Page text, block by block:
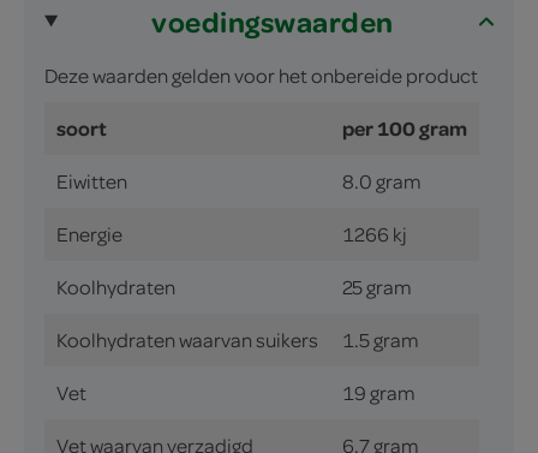
voedingswaarden
Deze waarden gelden voor het onbereide product
soort per 100 gram
Eiwitten 8.0 gram
Energie 1266 kj
Koolhydraten 25 gram
Koolhydraten waarvan suikers 1.5 gram
Vet 19 gram
Vet waarvan verzadigd 6.7 gram